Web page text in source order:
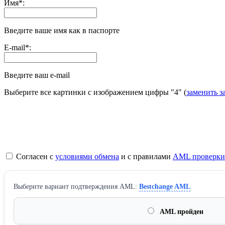
Имя*:
Введите ваше имя как в паспорте
E-mail*:
Введите ваш e-mail
Выберите все картинки с изображением цифры "4" (заменить
Согласен с условиями обмена и с правилами AML проверки
Выберите вариант подтверждения AML: Bestchange AML
AML пройден